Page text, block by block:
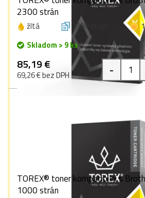
2300 strán
žltá 2300 strán
Skladom > 9 ks
85,19 €
69,26 € bez DPH -
TOREX® toner kompatibilní s
1000 strán